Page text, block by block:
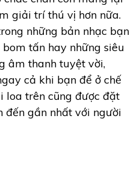
giải trí thú vị hơn nữa.
những bản nhạc bạn
tấn hay những siêu
âm thanh tuyệt vời,
cả khi bạn để ở chế
loa trên cũng được đặt
đến gần nhất với người